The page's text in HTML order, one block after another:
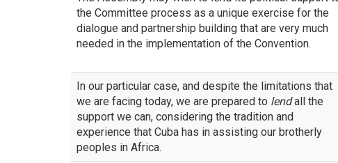
the Committee process as a unique exercise for the
dialogue and partnership building that are very much
needed in the implementation of the Convention.
In our particular case, and despite the limitations that
we are facing today, we are prepared to lendall the
support we can, considering the tradition and
experience that Cuba has in assisting our brotherly
peoples in Africa.